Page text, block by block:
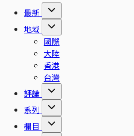
最新
地域
國際
大陸
香港
台灣
評論
系列
欄目